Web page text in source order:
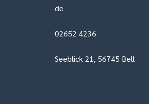
de
02652 4236
Seeblick 21, 56745 Bell